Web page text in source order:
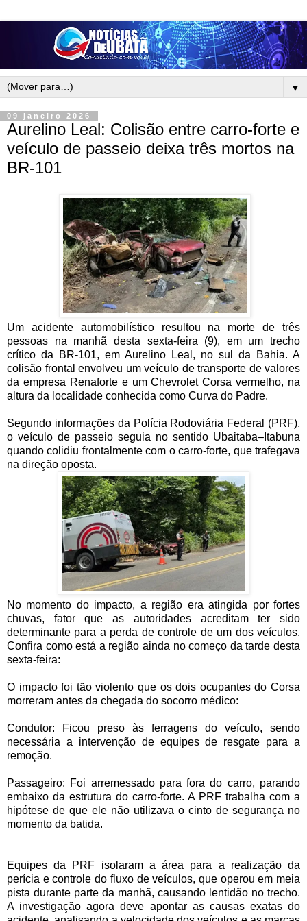
▼
09 janeiro 2026
Aurelino Leal: Colisão entre carro-forte e
veículo de passeio deixa três mortos na
BR-101
Um acidente automobilístico resultou na morte de três
pessoas na manhã desta sexta-feira (9), em um trecho
crítico da BR-101, em Aurelino Leal, no sul da Bahia. A
colisão frontal envolveu um veículo de transporte de valores
da empresa Renaforte e um Chevrolet Corsa vermelho, na
altura da localidade conhecida como Curva do Padre.
Segundo informações da Polícia Rodoviária Federal (PRF),
o veículo de passeio seguia no sentido Ubaitaba–Itabuna
quando colidiu frontalmente com o carro-forte, que trafegava
na direção oposta.
No momento do impacto, a região era atingida por fortes
chuvas, fator que as autoridades acreditam ter sido
determinante para a perda de controle de um dos veículos.
Confira como está a região ainda no começo da tarde desta
sexta-feira:
O impacto foi tão violento que os dois ocupantes do Corsa
morreram antes da chegada do socorro médico:
Condutor: Ficou preso às ferragens do veículo, sendo
necessária a intervenção de equipes de resgate para a
remoção.
Passageiro: Foi arremessado para fora do carro, parando
embaixo da estrutura do carro-forte. A PRF trabalha com a
hipótese de que ele não utilizava o cinto de segurança no
momento da batida.
Equipes da PRF isolaram a área para a realização da
perícia e controle do fluxo de veículos, que operou em meia
pista durante parte da manhã, causando lentidão no trecho.
A investigação agora deve apontar as causas exatas do